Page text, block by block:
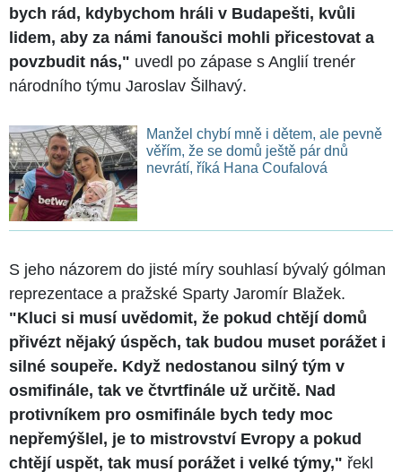
bych rád, kdybychom hráli v Budapešti, kvůli
lidem, aby za námi fanoušci mohli přicestovat a
povzbudit nás," uvedl po zápase s Anglií trenér
národního týmu Jaroslav Šilhavý.
Manžel chybí mně i dětem, ale pevně
věřím, že se domů ještě pár dnů
nevrátí, říká Hana Coufalová
S jeho názorem do jisté míry souhlasí bývalý gólman
reprezentace a pražské Sparty Jaromír Blažek.
"Kluci si musí uvědomit, že pokud chtějí domů
přivézt nějaký úspěch, tak budou muset porážet i
silné soupeře. Když nedostanou silný tým v
osmifinále, tak ve čtvrtfinále už určitě. Nad
protivníkem pro osmifinále bych tedy moc
nepřemýšlel, je to mistrovství Evropy a pokud
chtějí uspět, tak musí porážet i velké týmy," řekl